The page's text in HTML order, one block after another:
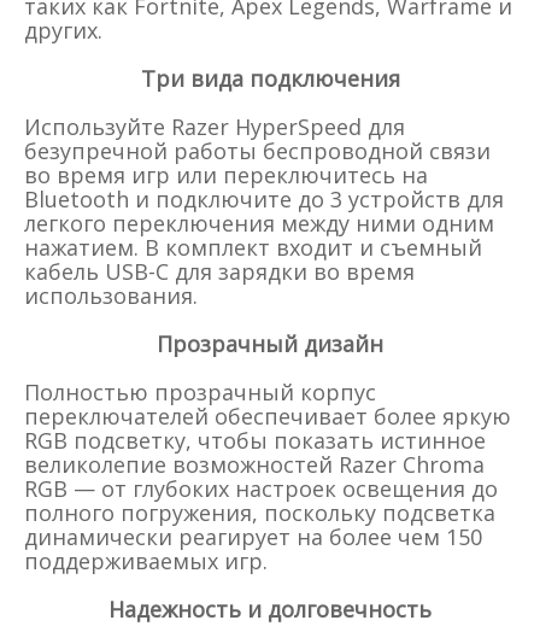
таких как Fortnite, Apex Legends, Warframe и
других.
Три вида подключения
Используйте Razer HyperSpeed ​​для
безупречной работы беспроводной связи
во время игр или переключитесь на
Bluetooth и подключите до 3 устройств для
легкого переключения между ними одним
нажатием. В комплект входит и съемный
кабель USB-C для зарядки во время
использования.
Прозрачный дизайн
Полностью прозрачный корпус
переключателей обеспечивает более яркую
RGB подсветку, чтобы показать истинное
великолепие возможностей Razer Chroma
RGB — от глубоких настроек освещения до
полного погружения, поскольку подсветка
динамически реагирует на более чем 150
поддерживаемых игр.
Надежность и долговечность